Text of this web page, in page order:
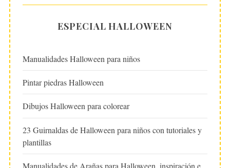
ESPECIAL HALLOWEEN
Manualidades Halloween para niños
Pintar piedras Halloween
Dibujos Halloween para colorear
23 Guirnaldas de Halloween para niños con tutoriales y
plantillas
Manualidades de Arañas para Halloween, inspiración e